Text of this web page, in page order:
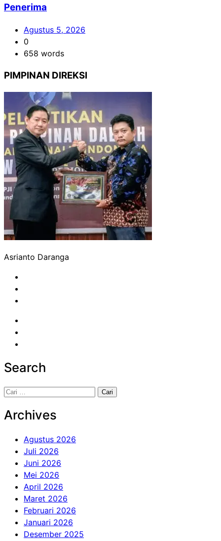
Penerima
Agustus 5, 2026
0
658 words
PIMPINAN DIREKSI
Asrianto Daranga
Search
Cari
Archives
Agustus 2026
Juli 2026
Juni 2026
Mei 2026
April 2026
Maret 2026
Februari 2026
Januari 2026
Desember 2025